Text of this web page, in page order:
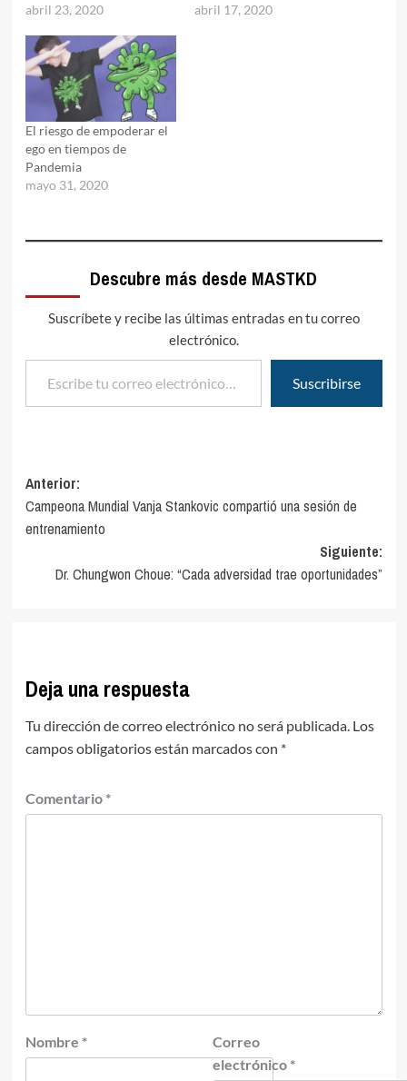
abril 23, 2020
abril 17, 2020
El riesgo de empoderar el
ego en tiempos de
Pandemia
mayo 31, 2020
Descubre más desde MASTKD
Suscríbete y recibe las últimas entradas en tu correo
electrónico.
Escribe tu correo electrónico…
Suscribirse
Navegación
de
entradas
Anterior:
Campeona Mundial Vanja Stankovic compartió una sesión de
entrenamiento
Siguiente:
Dr. Chungwon Choue: “Cada adversidad trae oportunidades”
Deja una respuesta
Tu dirección de correo electrónico no será publicada. Los
campos obligatorios están marcados con *
Comentario *
Nombre *
Correo
electrónico *